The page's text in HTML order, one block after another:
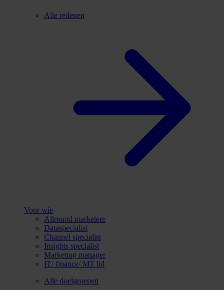
Alle redenen
Voor wie
Allround marketeer
Dataspecialist
Channel specialist
Insights specialist
Marketing manager
IT/ finance/ MT lid
Alle doelgroepen